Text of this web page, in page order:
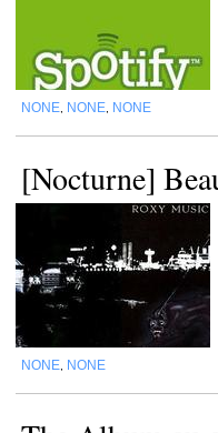
NONE NONE NONE
[Nocturne]
NONE NONE